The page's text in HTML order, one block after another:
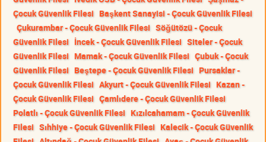
Çocuk Güvenlik Filesi Başkent Sanayisi - Çocuk Güvenlik Filesi
Çukurambar - Çocuk Güvenlik Filesi Söğütözü - Çocuk
Güvenlik Filesi İncek - Çocuk Güvenlik Filesi Siteler - Çocuk
Güvenlik Filesi Mamak - Çocuk Güvenlik Filesi Çubuk - Çocuk
Güvenlik Filesi Beştepe - Çocuk Güvenlik Filesi Pursaklar -
Çocuk Güvenlik Filesi Akyurt - Çocuk Güvenlik Filesi Kazan -
Çocuk Güvenlik Filesi Çamlıdere - Çocuk Güvenlik Filesi
Polatlı - Çocuk Güvenlik Filesi Kızılcahamam - Çocuk Güvenlik
Filesi Sıhhiye - Çocuk Güvenlik Filesi Kalecik - Çocuk Güvenlik